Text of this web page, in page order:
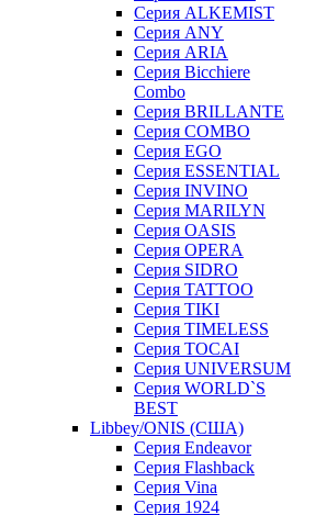
Серия ALKEMIST
Серия ANY
Серия ARIA
Серия Bicchiere
Combo
Серия BRILLANTE
Серия COMBO
Серия EGO
Серия ESSENTIAL
Серия INVINO
Серия MARILYN
Серия OASIS
Серия OPERA
Серия SIDRO
Серия TATTOO
Серия TIKI
Серия TIMELESS
Серия TOCAI
Серия UNIVERSUM
Серия WORLD`S
BEST
Libbey/ONIS (США)
Cерия Endeavor
Cерия Flashback
Cерия Vina
Серия 1924